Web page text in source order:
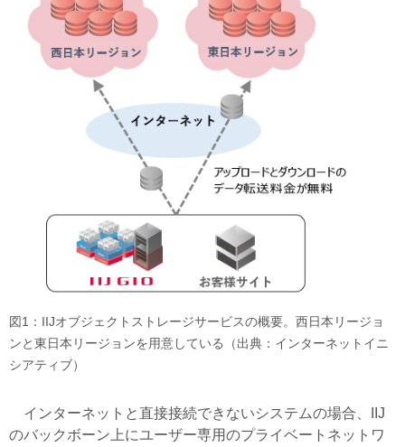
図1：IIJオブジェクトストレージサービスの概要。西日本リージョ
ンと東日本リージョンを用意している（出典：インターネットイニ
シアティブ）
インターネットと直接接続できないシステムの場合、IIJ
のバックボーン上にユーザー専用のプライベートネットワ